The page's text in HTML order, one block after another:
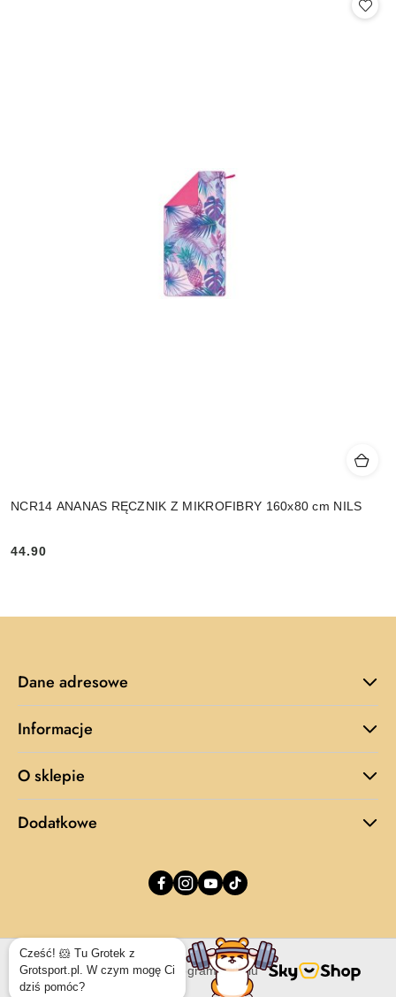
NCR14 ANANAS RĘCZNIK Z MIKROFIBRY 160x80 cm NILS
Cena:
44.90
Dane adresowe
Informacje
O sklepie
Dodatkowe
Sklep internetowy na oprogramowaniu